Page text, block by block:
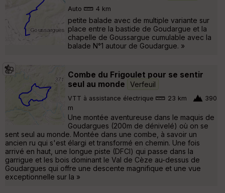
Auto 4 km
petite balade avec de multiple variante sur
place entre la bastide de Goudargue et la
chapelle de Goussargue cumulable avec la
balade N°1 autour de Goudargue. »
Combe du Frigoulet pour se sentir
seul au monde
Verfeuil
VTT à assistance électrique 23 km
390
m
Une montée aventureuse dans le maquis de
Goudargues (200m de dénivelé) où on se
sent seul au monde. Montée dans une combe, à savoir un
ancien ru qui s'est élargi et transformé en chemin. Une fois
arrivé en haut, une longue piste (DFCI) qui passe dans la
garrigue et les bois dominant le Val de Cèze au-dessus de
Goudargues qui offre une descente magnifique et une vue
exceptionnelle sur la »